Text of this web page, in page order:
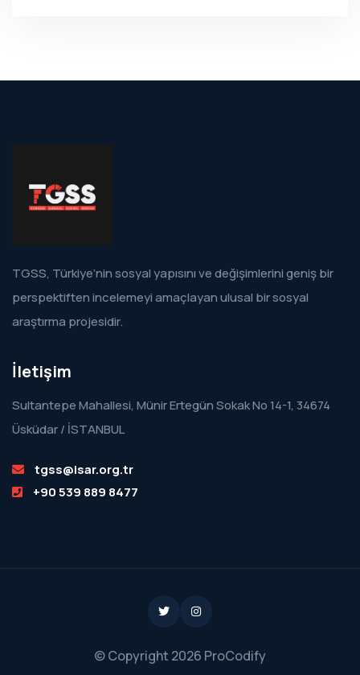
TGSS, Türkiye’nin sosyal yapısını ve değişimlerini geniş bir
perspektiften incelemeyi amaçlayan ulusal bir sosyal
araştırma projesidir.
İletişim
Sultantepe Mahallesi, Münir Ertegün Sokak No 14-1, 34674
Üsküdar / İSTANBUL
tgss@isar.org.tr
+90 539 889 8477
TwitterInstagram
© Copyright 2026 ProCodify